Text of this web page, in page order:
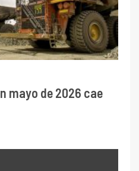
mayo de 2026 cae